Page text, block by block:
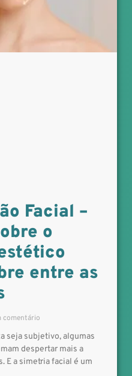
Facial –
o
entre as
comentário
seja subjetivo, algumas
despertar mais a
E a simetria facial é um